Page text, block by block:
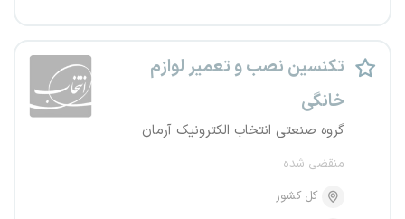
تکنسین نصب و تعمیر لوازم
خانگی
گروه صنعتی انتخاب الکترونیک آرمان
منقضی شده
کل کشور